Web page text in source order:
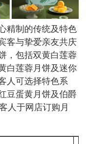
精制的传统及特色
客与挚爱亲友共庆
，包括双黄白莲蓉
白莲蓉月饼及迷你
人可选择特色系
豆蛋黄月饼及伯爵
人于网店订购月